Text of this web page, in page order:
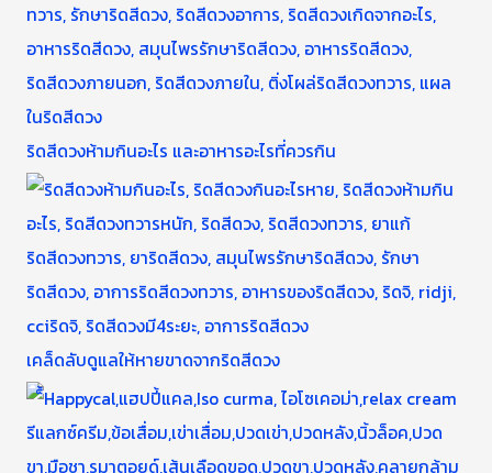
ริดสีดวงห้ามกินอะไร และอาหารอะไรที่ควรกิน
เคล็ดลับดูแลให้หายขาดจากริดสีดวง